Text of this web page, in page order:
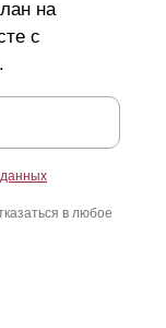
на
с
в любое